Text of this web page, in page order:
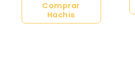
Comprar
Hachis